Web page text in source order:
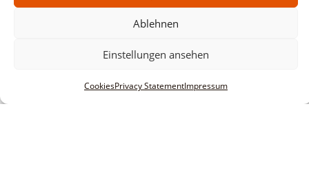
Ablehnen
Einstellungen ansehen
CookiesPrivacy StatementImpressum